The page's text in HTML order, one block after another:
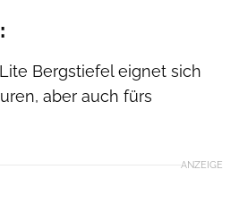
Bergstiefel eignet sich
aber auch fürs
ANZEIGE